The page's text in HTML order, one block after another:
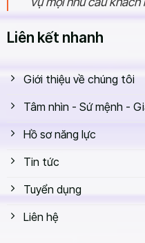
mang đến cho không gian
chọn nhà máy Thăng Long
Đảm bảo hình thức đẹp,
Đội ngũ kỹ thuật tại nhà
mẫu mới phù hợp với xu
bàn ghế nhân viên phù
sẽ được tư vấn cụ thể, chi
Liên kết nhanh
Giới thiệu về chúng tôi
Tâm nhìn - Sứ mệnh -
Hồ sơ năng lực
Tin tức
Tuyển dụng
Liên hệ